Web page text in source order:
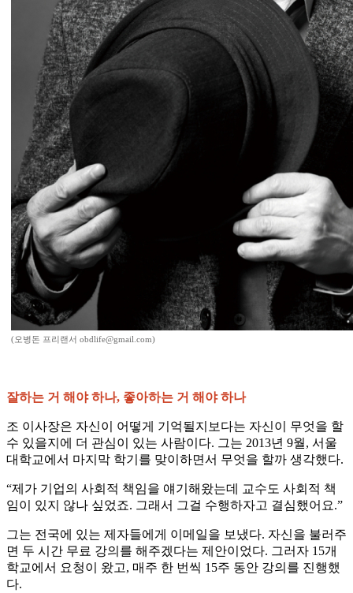
(오병돈 프리랜서 obdlife@gmail.com)
잘하는 거 해야 하나, 좋아하는 거 해야 하나
조 이사장은 자신이 어떻게 기억될지보다는 자신이 무엇을 할
수 있을지에 더 관심이 있는 사람이다. 그는 2013년 9월, 서울
대학교에서 마지막 학기를 맞이하면서 무엇을 할까 생각했다.
“제가 기업의 사회적 책임을 얘기해왔는데 교수도 사회적 책
임이 있지 않나 싶었죠. 그래서 그걸 수행하자고 결심했어요.”
그는 전국에 있는 제자들에게 이메일을 보냈다. 자신을 불러주
면 두 시간 무료 강의를 해주겠다는 제안이었다. 그러자 15개
학교에서 요청이 왔고, 매주 한 번씩 15주 동안 강의를 진행했
다.